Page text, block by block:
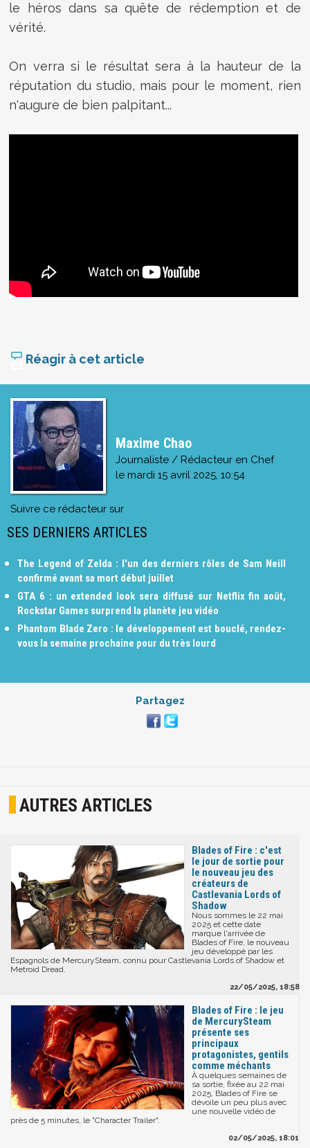
le héros dans sa quête de rédemption et de
vérité.
On verra si le résultat sera à la hauteur de la
réputation du studio, mais pour le moment, rien
n'augure de bien palpitant...
Réagir à cet article
Maxime Chao
Journaliste / Rédacteur en Chef
le mardi 15 avril 2025, 10:54
Suivre ce rédacteur sur
SES DERNIERS ARTICLES
The Legend of Zelda : l'un des derniers rôles de Sam Neill
confirmé avant sa mort début juillet
GTA 6 : un extended look sera diffusé sur Netflix fin août,
Rockstar Games surprend la planète jeu vidéo
Phantom Blade Zero : le développement est bouclé, rendez-
vous la semaine prochaine pour du très lourd
Partagez
AUTRES ARTICLES
Blades of Fire : c'est
le jour de sortie pour
le nouveau jeu des
créateurs de
Castlevania Lords of
Shadow
Nous sommes le 22 mai
2025 et cette date
marque l'arrivée de
Blades of Fire, le nouveau
jeu développé par les
Espagnols de MercurySteam, connu pour Castlevania Lords of Shadow et
Metroid Dread.
22/05/2025, 18:58
Blades of Fire : le jeu
de MercurySteam
présente ses
principaux
protagonistes, gentils
comme méchants
À quelques semaines de
sa sortie, fixée au 22 mai
2025, Blades of Fire se
dévoile un peu plus avec
une nouvelle vidéo de
près de 5 minutes, le "Character Trailer".
02/05/2025, 18:01